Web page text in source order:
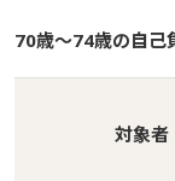
70歳〜74歳の自己
対象者